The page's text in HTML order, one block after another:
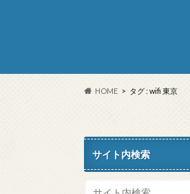
HOME タグ : wifi 東京
サイト内検索